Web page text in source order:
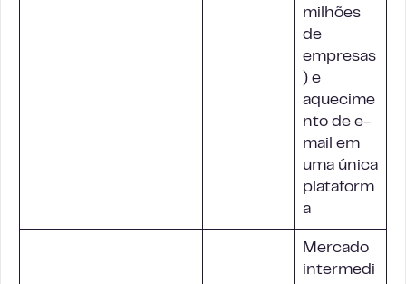
milhões
de
empresas
) e
aquecime
nto de e-
mail em
uma única
plataform
a
Mercado
intermedi